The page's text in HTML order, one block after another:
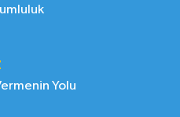
ve sorumluluk
Yolu